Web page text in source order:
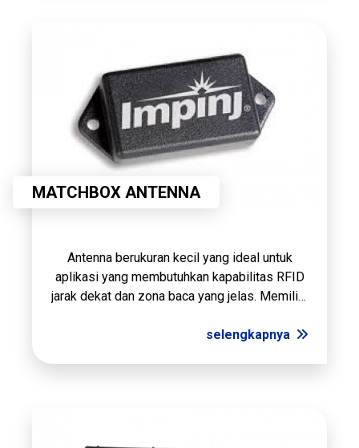
MATCHBOX ANTENNA
Antenna berukuran kecil yang ideal untuk
aplikasi yang membutuhkan kapabilitas RFID
jarak dekat dan zona baca yang jelas. Memiliki
selengkapnya